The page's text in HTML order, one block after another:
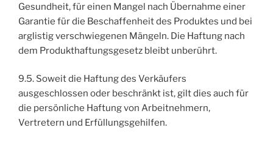
Gesundheit, für einen Mangel nach Übernahme einer
Garantie für die Beschaffenheit des Produktes und bei
arglistig verschwiegenen Mängeln. Die Haftung nach
dem Produkthaftungsgesetz bleibt unberührt.
9.5. Soweit die Haftung des Verkäufers
ausgeschlossen oder beschränkt ist, gilt dies auch für
die persönliche Haftung von Arbeitnehmern,
Vertretern und Erfüllungsgehilfen.